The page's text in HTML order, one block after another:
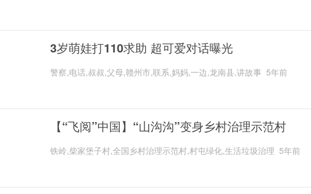
3岁萌娃打110求助 超可爱对话曝光
警察,电话,叔叔,父母,赣州市,联系,妈妈,一边,龙南县,讲故事 5年前
【“飞阅”中国】“山沟沟”变身乡村治理示范村
铁岭,柴家堡子村,全国乡村治理示范村,村屯绿化,生活垃圾治理 5年前